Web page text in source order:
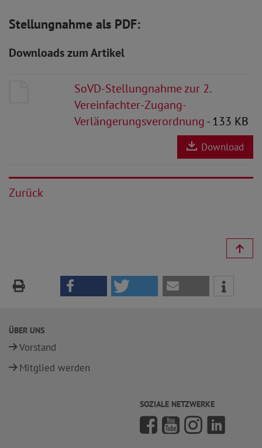
Stellungnahme als PDF:
Downloads zum Artikel
SoVD-Stellungnahme zur 2.
Vereinfachter-Zugang-
Verlängerungsverordnung- 133 KB
Download
Zurück
ÜBER UNS
Vorstand
Mitglied werden
SOZIALE NETZWERKE